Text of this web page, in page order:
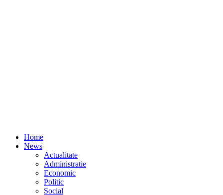
Home
News
Actualitate
Administratie
Economic
Politic
Social